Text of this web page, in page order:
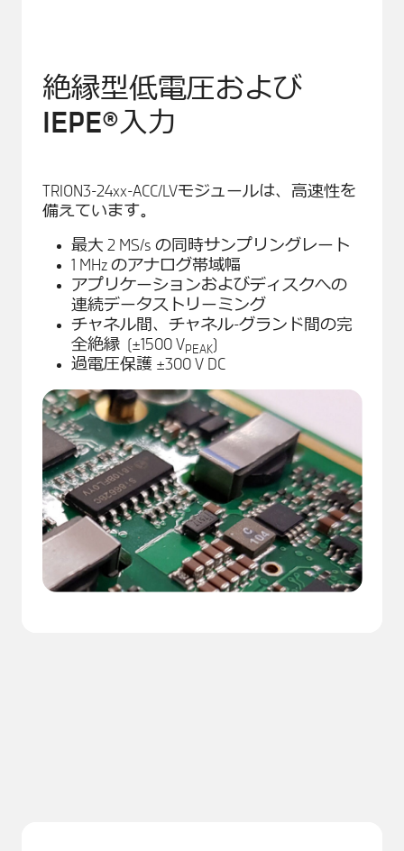
絶縁型低電圧および
IEPE®入力
TRION3-24xx-ACC/LVモジュールは、高速性を
備えています。
最大 2 MS/s の同時サンプリングレート
1 MHz のアナログ帯域幅
アプリケーションおよびディスクへの
連続データストリーミング
チャネル間、チャネル-グランド間の完
全絶縁 (±1500 VPEAK)
過電圧保護 ±300 V DC